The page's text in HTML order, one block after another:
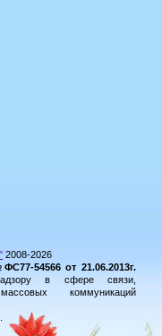
2008-2026
54566 от 21.06.2013г.
в сфере связи,
коммуникаций